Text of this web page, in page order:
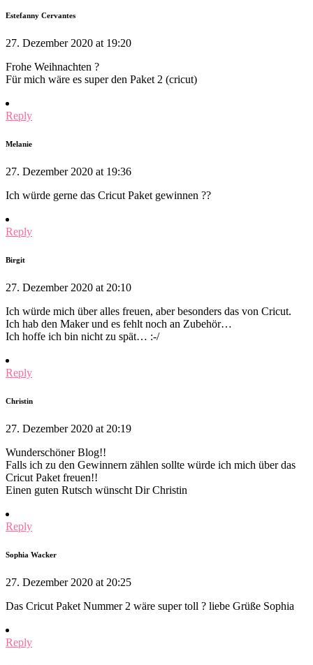
Estefanny Cervantes
27. Dezember 2020 at 19:20
Frohe Weihnachten ?
Für mich wäre es super den Paket 2 (cricut)
Reply
Melanie
27. Dezember 2020 at 19:36
Ich würde gerne das Cricut Paket gewinnen ??
Reply
Birgit
27. Dezember 2020 at 20:10
Ich würde mich über alles freuen, aber besonders das von Cricut.
Ich hab den Maker und es fehlt noch an Zubehör…
Ich hoffe ich bin nicht zu spät… :-/
Reply
Christin
27. Dezember 2020 at 20:19
Wunderschöner Blog!!
Falls ich zu den Gewinnern zählen sollte würde ich mich über das
Cricut Paket freuen!!
Einen guten Rutsch wünscht Dir Christin
Reply
Sophia Wacker
27. Dezember 2020 at 20:25
Das Cricut Paket Nummer 2 wäre super toll ? liebe Grüße Sophia
Reply